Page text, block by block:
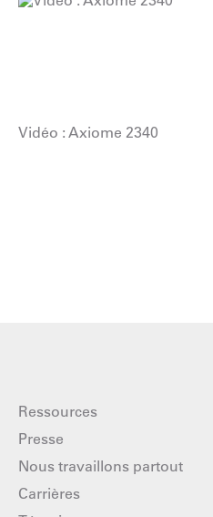
Vidéo : Axiome 2340
Ressources
Presse
Nous travaillons partout
Carrières